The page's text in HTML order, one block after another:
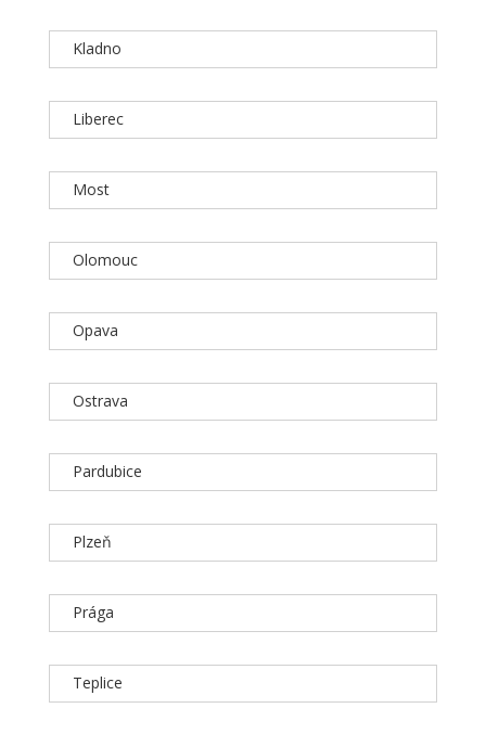
Kladno
Liberec
Most
Olomouc
Opava
Ostrava
Pardubice
Plzeň
Prága
Teplice